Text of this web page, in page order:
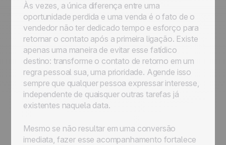
Às vezes, a única diferença entre uma
oportunidade perdida e uma venda é o fato de o
vendedor não ter dedicado tempo e esforço para
retornar o contato após a primeira ligação. Existe
apenas uma maneira de evitar esse fatídico
destino: transforme o contato de retorno em um
regra pessoal sua, uma prioridade. Agende isso
sempre que qualquer pessoa expressar interesse,
independente de quaisquer outras tarefas já
existentes naquela data.
Mesmo se não resultar em uma conversão
imediata, fazer esse acompanhamento fortalece